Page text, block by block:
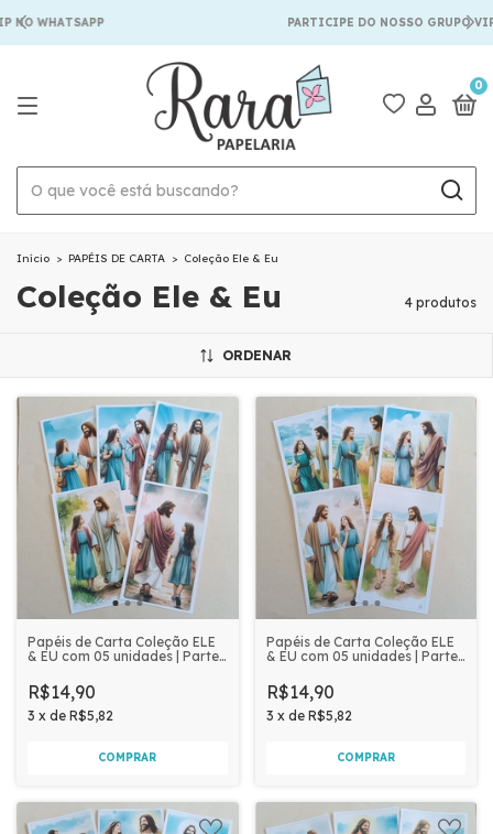
NO WHATSAPP PARTICIPE DO NOSSO GRUPO
0
Início > PAPÉIS DE CARTA > Coleção Ele & Eu
Coleção Ele & Eu 4 produtos
ORDENAR
Papéis de Carta Coleção ELE
& EU com 05 unidades | Parte
R$14,90
3 x de R$5,82
Papéis de Carta Coleção ELE
& EU com 05 unidades | Parte
R$14,90
3 x de R$5,82